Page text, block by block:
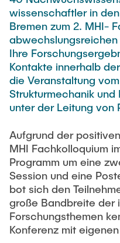
Technische
Jan Burmeister
Anja-Maria Doobe-
Carmen Hajunga
Nils Albrecht
Moritz Bäcker
Nils Bade
Frederike Bartels
Niklas Frewer
HODEPLIO
BrainEpP
QSea II
Smart Analytics
SICHER
SUSTRONICS
Weitere
ElektRail
I3 Junior
Things@TUHHLab
Abgeschlossene
ARBEITEN UND
AKTUELLES
wissenschaftler in
Bremen zum 2. MHI-
Ihre
Kontakte innerhalb
die Veranstaltung
Strukturmechanik und
unter der Leitung von
Aufgrund der
MHI Fachkolloquium
Programm um eine
Session und eine
bot sich den
große Bandbreite der
Forschungsthemen
Konferenz mit